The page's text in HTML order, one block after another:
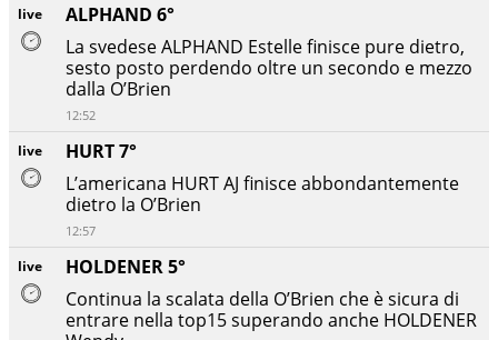
live
HOLDENER 5°
Continua la scalata della O’Brien che è sicura di
entrare nella top15 superando anche HOLDENER
live
HURT 7°
L’americana HURT AJ finisce abbondantemente
dietro la O’Brien
12:57
live
ALPHAND 6°
La svedese ALPHAND Estelle finisce pure dietro,
sesto posto perdendo oltre un secondo e mezzo
dalla O’Brien
12:52